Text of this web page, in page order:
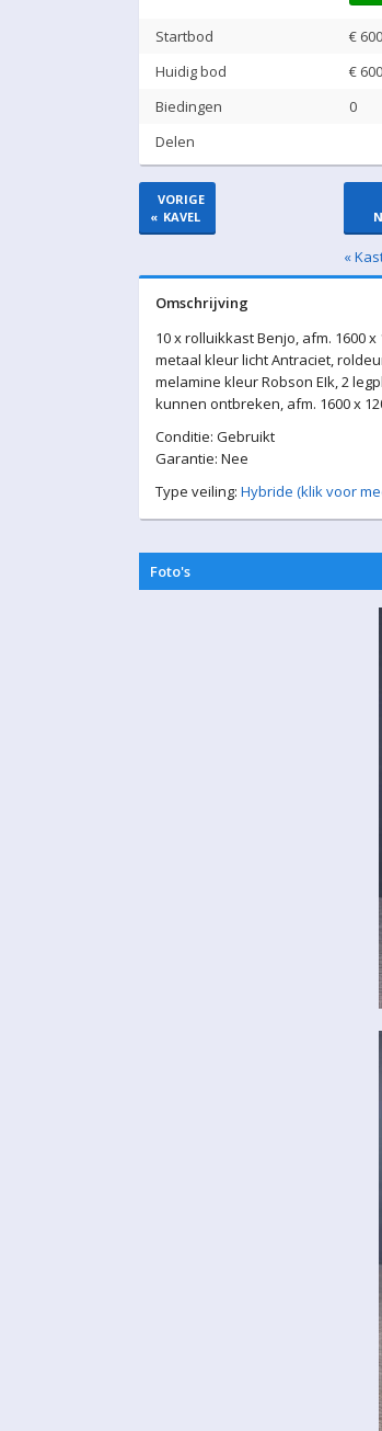
Startbod
€
Huidig bod
€
Biedingen
0
Delen
«
VORIGE
KAVEL
«
Omschrijving
10 x rolluikkast Benjo, afm. 1600
metaal kleur licht Antraciet,
melamine kleur Robson EIk, 2
kunnen ontbreken, afm. 1600 x
Conditie: Gebruikt
Garantie: Nee
Type veiling: Hybride (klik voor
Foto's